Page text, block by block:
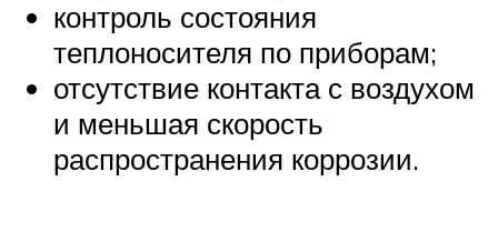
контроль состояния
теплоносителя по приборам;
отсутствие контакта с воздухом
и меньшая скорость
распространения коррозии.